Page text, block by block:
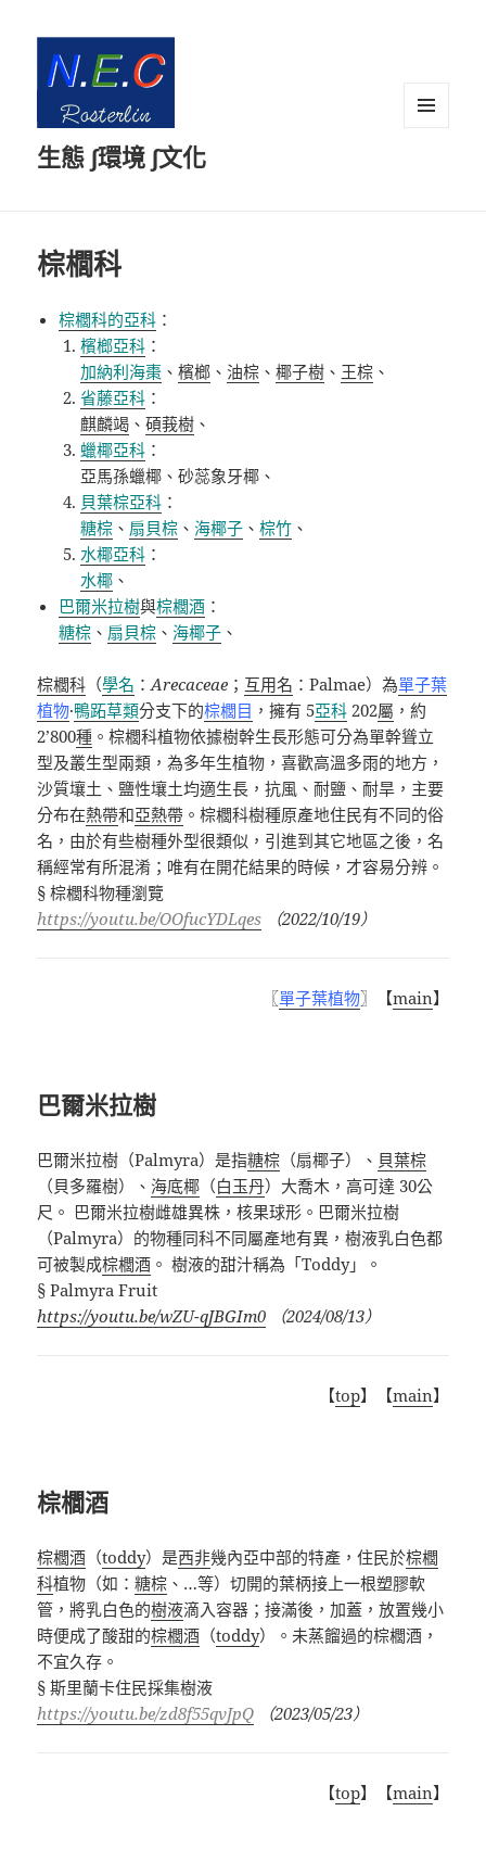
生態 ∫環境 ∫文化
棕櫚科
棕櫚科的亞科 ：
檳榔亞科 ：
加納利海棗 、檳榔 、油棕 、椰子樹 、 王棕 、
省藤亞科 ：
麒麟竭 、碩莪樹 、
蠟椰亞科 ：
亞馬孫蠟椰、砂蕊象牙椰、
貝葉棕亞科 ：
糖棕 、 扇貝棕 、 海椰子 、棕竹 、
水椰亞科 ：
水椰 、
巴爾米拉樹與棕櫚酒 ：
糖棕 、 扇貝棕 、 海椰子 、
棕櫚科 （學名 ：Arecaceae ； 互用名 ：Palmae）為單子葉
植物·鴨跖草類分支下的棕櫚目 ，擁有 5亞科 202屬 ，約
2’800種 。棕櫚科植物依據樹幹生長形態可分為單幹聳立
型及叢生型兩類，為多年生植物，喜歡高溫多雨的地方，
沙質壤土、鹽性壤土均適生長，抗風、耐鹽、耐旱，主要
分布在熱帶和亞熱帶 。棕櫚科樹種原產地住民有不同的俗
名，由於有些樹種外型很類似，引進到其它地區之後，名
稱經常有所混淆；唯有在開花結果的時候，才容易分辨。
§棕櫚科物種瀏覽
https://youtu.be/OOfucYDLqes
（2022/10/19）
〖單子葉植物〗【main】
巴爾米拉樹
巴爾米拉樹（Palmyra）是指糖棕 （扇椰子）、 貝葉棕
（貝多羅樹）、 海底椰 （白玉丹）大喬木，高可達 30公
尺。 巴爾米拉樹雌雄異株，核果球形。巴爾米拉樹
（Palmyra）的物種同科不同屬產地有異，樹液乳白色都
可被製成棕櫚酒 。 樹液的甜汁稱為「Toddy」。
§ Palmyra Fruit
https://youtu.be/wZU-qJBGIm0
（2024/08/13）
【top】【main】
棕櫚酒
棕櫚酒 （toddy）是西非幾內亞中部的特產，住民於棕櫚
科植物（如：糖棕 、 …等）切開的葉柄接上一根塑膠軟
管，將乳白色的樹液滴入容器；接滿後，加蓋，放置幾小
時便成了酸甜的棕櫚酒 （toddy）。未蒸餾過的棕櫚酒，
不宜久存。
§ 斯里蘭卡住民採集樹液
https://youtu.be/zd8f55qvJpQ （2023/05/23）
【top】【main】